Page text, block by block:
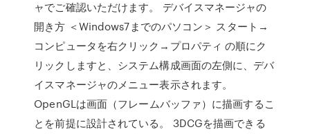
ャでご確認いただけます。 デバイスマネージャの
開き方 ＜Windows7までのパソコン＞ スタート→
コンピュータを右クリック→プロパティ の順にク
リックしますと、システム構成画面の左側に、デバ
イスマネージャのメニュー表示されます。
OpenGLは画面（フレームバッファ）に描画するこ
とを前提に設計されている。 3DCGを描画できる